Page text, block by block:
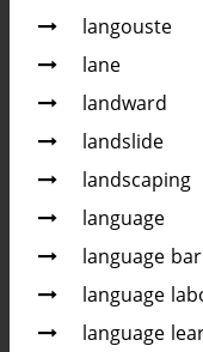
langouste
lane
landward
landslide
landscaping
language
language
language
language